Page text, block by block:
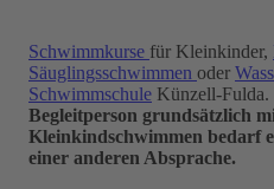
Schwimmkurse für Kleinkinder,
Säuglingsschwimmen oder
Schwimmschule Künzell-Fulda.
Begleitperson grundsätzlich
Kleinkindschwimmen bedarf
einer anderen Absprache.